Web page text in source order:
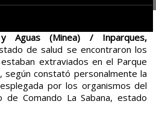
y Aguas (Minea) / Inparques,
de salud se encontraron los
extraviados en el Parque
según constató personalmente la
por los organismos del
Comando La Sabana, estado